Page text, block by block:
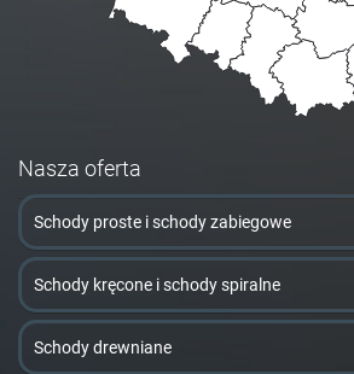
Nasza oferta
Schody proste i schody zabiegowe
Schody kręcone i schody spiralne
Schody drewniane